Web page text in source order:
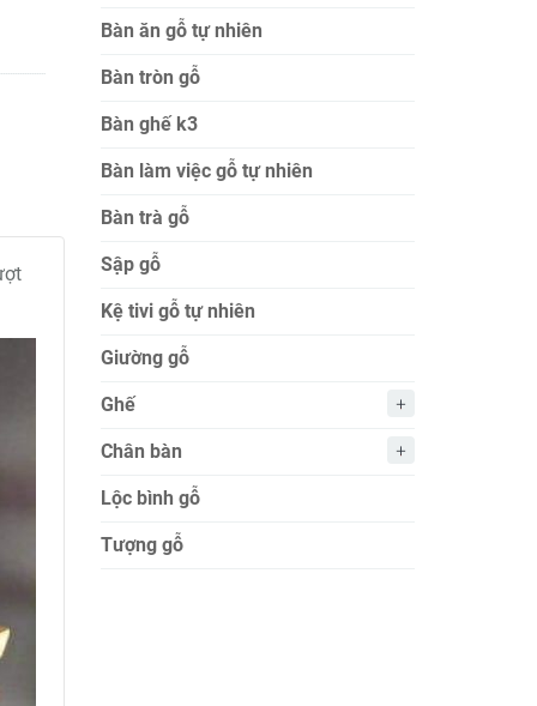
Bàn ăn gỗ tự nhiên
Bàn tròn gỗ
Bàn ghế k3
Bàn làm việc gỗ tự nhiên
Bàn trà gỗ
Sập gỗ
Kệ tivi gỗ tự nhiên
Giường gỗ
Ghế
Chân bàn
Lộc bình gỗ
Tượng gỗ